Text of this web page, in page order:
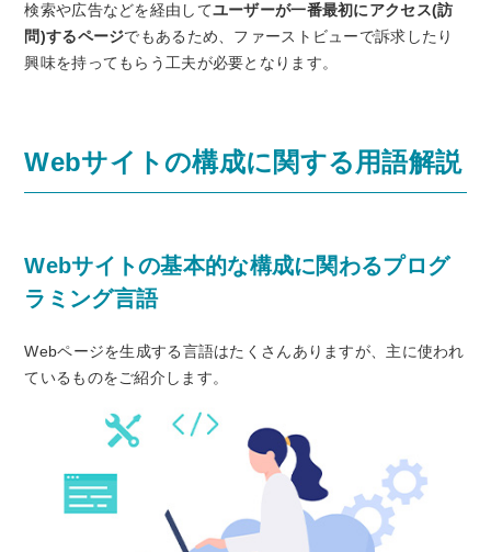
検索や広告などを経由してユーザーが一番最初にアクセス(訪
問)するページでもあるため、ファーストビューで訴求したり
興味を持ってもらう工夫が必要となります。
Webサイトの構成に関する用語解説
Webサイトの基本的な構成に関わるプログ
ラミング言語
Webページを生成する言語はたくさんありますが、主に使われ
ているものをご紹介します。